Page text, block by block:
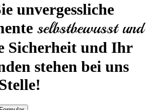
unvergessliche
selbstbewusst und
Sicherheit und Ihr
stehen bei uns